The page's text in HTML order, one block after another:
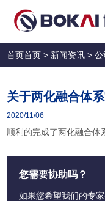
首页首页 > 新闻资讯 >公
关于两化融合体
2020/11/06
顺利的完成了两化融合体
您需要协助吗？
如果您希望我们的专